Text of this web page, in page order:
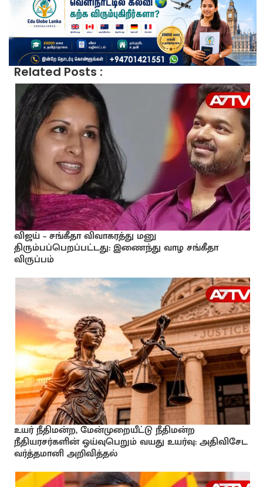
Related Posts :
விஜய் – சங்கீதா விவாகரத்து மனு
திரும்பப்பெறப்பட்டது: இணைந்து வாழ சங்கீதா
விருப்பம்
உயர் நீதிமன்ற, மேன்முறையீட்டு நீதிமன்ற
நீதியரசர்களின் ஓய்வுபெறும் வயது உயர்வு: அதிவிசேட
வர்த்தமானி அறிவித்தல்